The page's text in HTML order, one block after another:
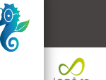
Servicios